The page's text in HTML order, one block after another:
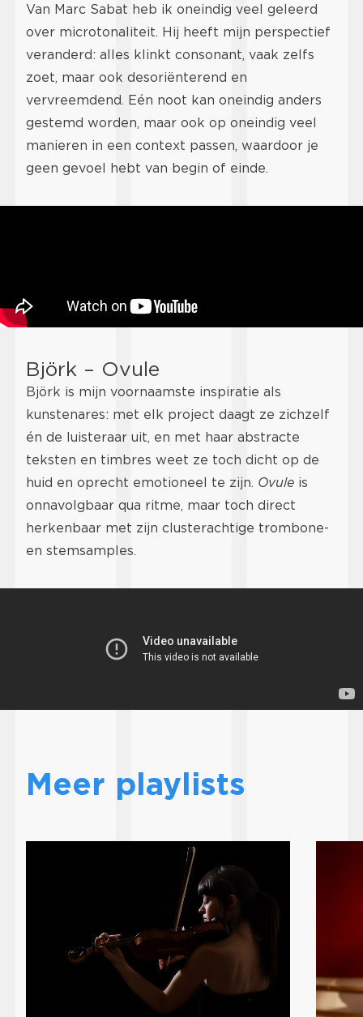
Van Marc Sabat heb ik oneindig veel geleerd
over microtonaliteit. Hij heeft mijn perspectief
veranderd: alles klinkt consonant, vaak zelfs
zoet, maar ook desoriënterend en
vervreemdend. Eén noot kan oneindig anders
gestemd worden, maar ook op oneindig veel
manieren in een context passen, waardoor je
geen gevoel hebt van begin of einde.
Björk – Ovule
Björk is mijn voornaamste inspiratie als
kunstenares: met elk project daagt ze zichzelf
én de luisteraar uit, en met haar abstracte
teksten en timbres weet ze toch dicht op de
huid en oprecht emotioneel te zijn. Ovule is
onnavolgbaar qua ritme, maar toch direct
herkenbaar met zijn clusterachtige trombone-
en stemsamples.
Meer playlists